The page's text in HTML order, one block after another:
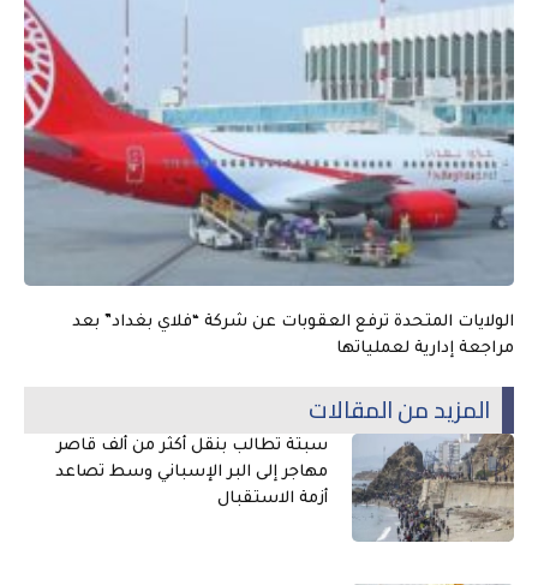
الولايات المتحدة ترفع العقوبات عن شركة “فلاي بغداد” بعد
مراجعة إدارية لعملياتها
المزيد من المقالات
سبتة تطالب بنقل أكثر من ألف قاصر
مهاجر إلى البر الإسباني وسط تصاعد
أزمة الاستقبال